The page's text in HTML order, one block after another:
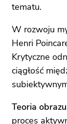
tematu.
W rozwoju
Henri
Krytyczne
ciągłość
Teoria
proces